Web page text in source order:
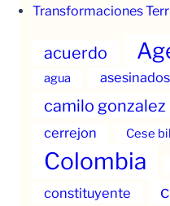
Transformaciones
acuerdo
agua asesinados
camilo gonzalez
cerrejon Cese
Colombia
constituyente